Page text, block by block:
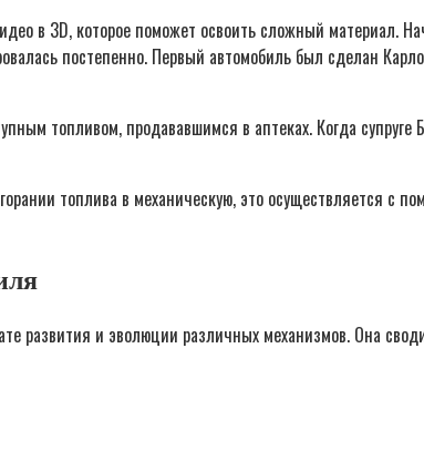
в 3D, которое поможет освоить сложный материал.
постепенно. Первый автомобиль был сделан
топливом, продававшимся в аптеках. Когда
топлива в механическую, это осуществляется с
развития и эволюции различных механизмов. Она